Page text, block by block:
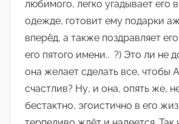
любимого, легко угадывает его
одежде, готовит ему подарки
вперёд, а также поздравляет
его пятого имени.. ?) Это ли не
она желает сделать все, чтобы
счастлив? Ну, и она, опять же,
бестактно, эгоистично в его